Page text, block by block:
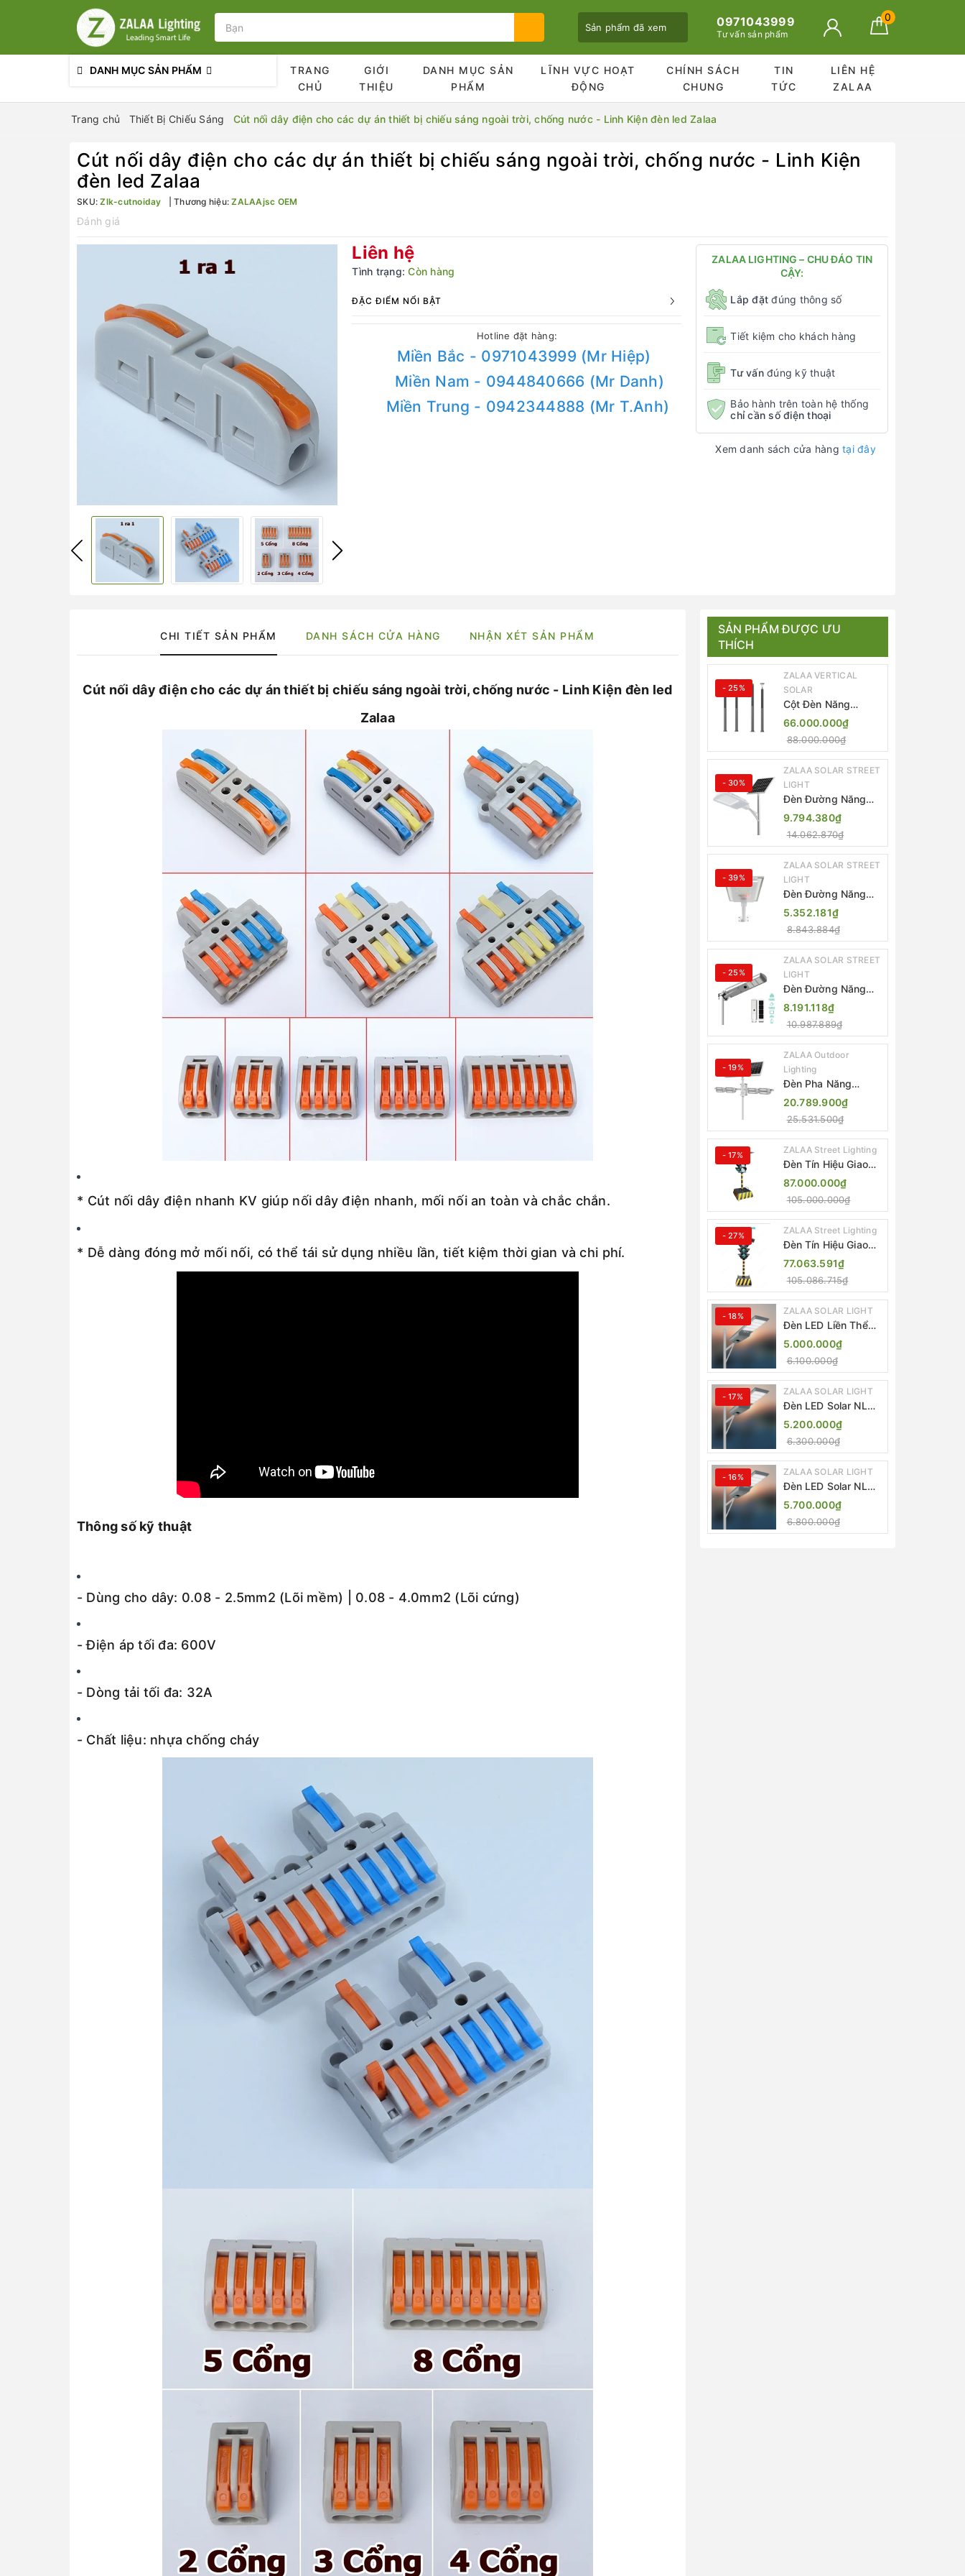
Sản phẩm đã xem
Bạn chưa xem sản phẩm nào
0971043999
Tư vấn sản phẩm
0
DANH MỤC SẢN PHẨM
TRANG
CHỦ
GIỚI
THIỆU
DANH MỤC SẢN
PHẨM
LĨNH VỰC HOẠT
ĐỘNG
CHÍNH SÁCH
CHUNG
TIN
TỨC
LIÊN HỆ
ZALAA
Trang chủ Thiết Bị Chiếu Sáng Cút nối dây điện cho các dự án thiết bị chiếu sáng ngoài trời, chống nước - Linh Kiện đèn led Zalaa
Cút nối dây điện cho các dự án thiết bị chiếu sáng ngoài trời, chống nước - Linh Kiện
đèn led Zalaa
SKU:Zlk-cutnoiday Thương hiệu:ZALAAjsc OEM
Đánh giá
Liên hệ
Tình trạng: Còn hàng
ĐẶC ĐIỂM NỔI BẬT
Hotline đặt hàng:
Miền Bắc - 0971043999 (Mr Hiệp)
Miền Nam - 0944840666 (Mr Danh)
Miền Trung - 0942344888 (Mr T.Anh)
ZALAA LIGHTING – CHU ĐÁO TIN
CẬY:
Lắp đặt đúng thông số
Tiết kiệm cho khách hàng
Tư vấnđúng kỹ thuật
Bảo hành trên toàn hệ thống
chỉ cần số điện thoại
Xem danh sách cửa hàngtại đây
CHI TIẾT SẢN PHẨM DANH SÁCH CỬA HÀNG NHẬN XÉT SẢN PHẨM
Cút nối dây điện cho các dự án thiết bị chiếu sáng ngoài trời, chống nước - Linh Kiện đèn led
Zalaa
* Cút nối dây điện nhanh KV giúp nối dây điện nhanh, mối nối an toàn và chắc chắn.
* Dễ dàng đóng mở mối nối, có thể tái sử dụng nhiều lần, tiết kiệm thời gian và chi phí.
Thông số kỹ thuật
- Dùng cho dây: 0.08 - 2.5mm2 (Lõi mềm) | 0.08 - 4.0mm2 (Lõi cứng)
- Điện áp tối đa: 600V
- Dòng tải tối đa: 32A
- Chất liệu: nhựa chống cháy
SẢN PHẨM ĐƯỢC ƯU
THÍCH
- 25%
ZALAA VERTICAL
SOLAR
Cột Đèn Năng
Lượng Mặt Trời Dọc
Thông Minh ZSR-
YYDS-360 | ZALAA
Jsc
66.000.000₫
88.000.000₫
- 30%
ZALAA SOLAR STREET
LIGHT
Đèn Đường Năng
Lượng Mặt Trời
Thông Minh Điều
Khiển MPPT ZL-
GMX01 ZALAA
9.794.380₫
14.062.870₫
- 39%
ZALAA SOLAR STREET
LIGHT
Đèn Đường Năng
Lượng Mặt Trời
Nhôm Đúc ZALAA
ZL-BWH Cao Cấp
IP65
5.352.181₫
8.843.884₫
- 25%
ZALAA SOLAR STREET
LIGHT
Đèn Đường Năng
Lượng Mặt Trời Tích
Hợp Camera ZALAA
ZL-BJ04-CCTV
(80W, IP65)
8.191.118₫
10.987.889₫
- 19%
ZALAA Outdoor
Lighting
Đèn Pha Năng
Lượng Mặt Trời Sân
Thể Thao ZALAA
Jsc Chống Nước
IP65 Cao Cấp
20.789.900₫
25.531.500₫
- 17% ZALAA Street Lighting
Đèn Tín Hiệu Giao
Thông Di Động Năng
Lượng Mặt Trời
ZALAA ZL-300A-D
87.000.000₫
105.000.000₫
- 27% ZALAA Street Lighting
Đèn Tín Hiệu Giao
Thông Di Động Năng
Lượng Mặt Trời
ZALAA ZL-409300C
77.063.591₫
105.086.715₫
- 18% ZALAA SOLAR LIGHT
Đèn LED Liền Thể
ZALAA Solar Street
Light ZKC-TG 20W
25W 30W All In One
5.000.000₫
6.100.000₫
- 17% ZALAA SOLAR LIGHT
Đèn LED Solar NLMT
Liền Thể ZKC-TG
20W All in One |
ZALAA Street Light
5.200.000₫
6.300.000₫
- 16% ZALAA SOLAR LIGHT
Đèn LED Solar NLMT
Liền Thể ZKC-TG
25W All in One |
ZALAA Street Light
5.700.000₫
6.800.000₫